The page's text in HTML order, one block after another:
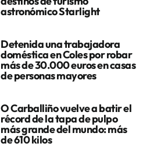
astronómico Starlight
Detenida una trabajadora
doméstica en Coles por robar
más de 30.000 euros en casas
de personas mayores
O Carballiño vuelve a batir el
récord de la tapa de pulpo
más grande del mundo: más
de 610 kilos